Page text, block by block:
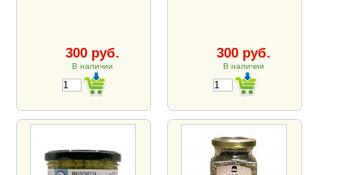
300 руб.
В наличии
300 руб.
В наличии